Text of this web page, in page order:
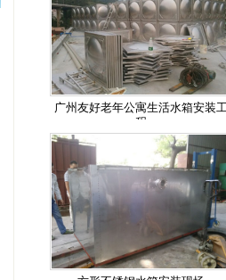
广州友好老年公寓生活水箱安装
程